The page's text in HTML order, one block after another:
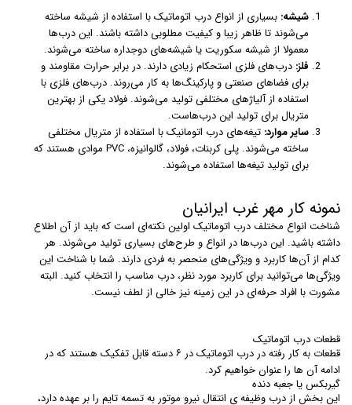
شیشه: بسیاری از انواع درب اتوماتیک با استفاده از شیشه ساخته
می‌شوند تا ظاهر زیبا و کیفیت مطلوبی داشته باشند. این درب‌ها
معمولا از شیشه سکوریت یا شیشه‌های دوجداره ساخته می‌شوند.
فلز: درب‌های فلزی استحکام زیادی دارند. در برابر حرارت مقاومند و
برای فضاهای صنعتی و پارکینگ‌ها به کار می‌روند. درب‌های فلزی با
استفاده از آلیاژهای مختلفی تولید می‌شوند. فولاد یکی از بهترین
متریال برای تولید این درب‌هاست.
سایر موارد: تیغه‌های درب اتومانیک با استفاده از متریال مختلفی
ساخته می‌شوند. پلی کربنات، فولاد، گالوانیزه، PVC موادی هستند که
برای تولید تیغه‌ها استفاده می‌شوند.
نمونه کار مهر غرب ایرانیان
شناخت انواع مختلف درب اتوماتیک اولین نکته‌ای است که باید از آن اطلاع
داشته باشید. این درب‌ها در انواع و طرح‌های بسیاری تولید می‌شوند. هر
کدام از آن‌ها کاربرد و ویژگی‌های منحصر به فردی دارند. شما با شناخت این
ویژگی‌ها می‌توانید برای کاربرد مورد نظر، درب مناسب را انتخاب کنید. البته
مشورت با افراد حرفه‌ای در این زمینه نیز خالی از لطف نیست.
قطعات درب اتوماتیک
قطعات به کار رفته در درب اتوماتیک در ۶ دسته قابل تفکیک هستند که در
ادامه آن ها را عنوان خواهیم کرد.
گیربکس یا جعبه دنده
این بخش از درب وظیفه ی انتقال نیرو موتور به تسمه تایم را بر عهده دارد،